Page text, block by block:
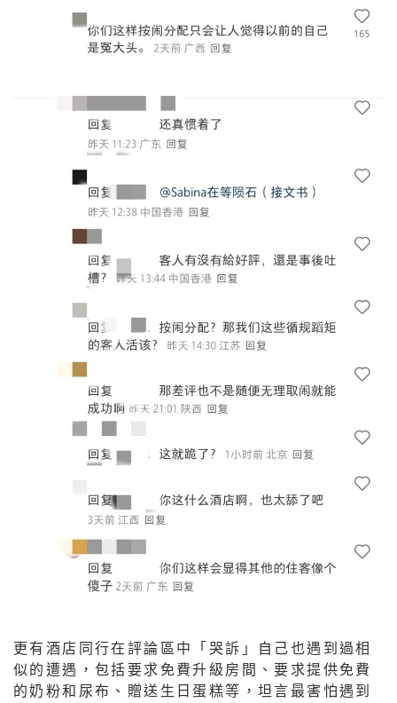
更有酒店同行在評論區中「哭訴」自己也遇到過相
似的遭遇，包括要求免費升級房間、要求提供免費
的奶粉和尿布、贈送生日蛋糕等，坦言最害怕遇到